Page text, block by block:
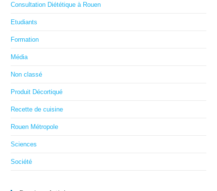
Consultation Diététique à Rouen
Etudiants
Formation
Média
Non classé
Produit Décortiqué
Recette de cuisine
Rouen Métropole
Sciences
Société